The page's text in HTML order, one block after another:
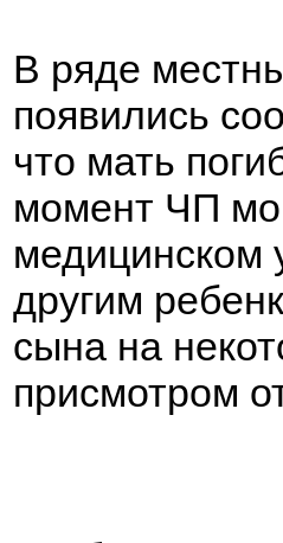
В ряде
появились
что мать
момент ЧП
медицинском
другим
сына на
присмотром